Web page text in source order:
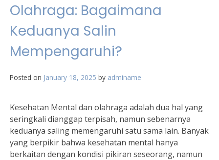
Olahraga: Bagaimana
Keduanya Salin
Mempengaruhi?
Posted on January 18, 2025 by adminame
Kesehatan Mental dan olahraga adalah dua hal yang
seringkali dianggap terpisah, namun sebenarnya
keduanya saling memengaruhi satu sama lain. Banyak
yang berpikir bahwa kesehatan mental hanya
berkaitan dengan kondisi pikiran seseorang, namun